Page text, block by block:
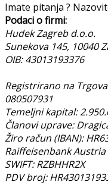
Imate pitanja ?
Podaci o firmi:
Hudek Zagreb d.o.o.
Sunekova 145, 10040
OIB: 43013193376
Registrirano na
080507931
Temeljni kapital:
Članovi uprave:
Žiro račun (IBAN):
Raiffeisenbank Austria
SWIFT: RZBHHR2X
PDV broj: